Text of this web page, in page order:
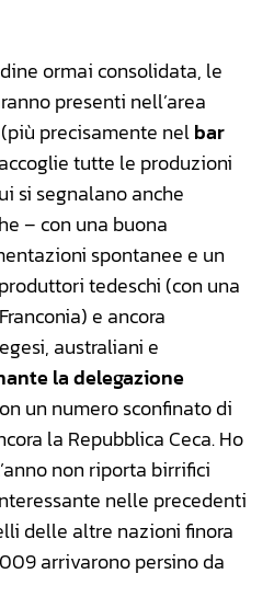
ormai consolidata, le
presenti nell’area
(più precisamente nelbar
tutte le produzioni
si segnalano anche
– con una buona
spontanee e un
tedeschi (con una
e ancora
australiani e
la delegazione
un numero sconfinato di
la Repubblica Ceca. Ho
non riporta birrifici
nelle precedenti
delle altre nazioni finora
arrivarono persino da